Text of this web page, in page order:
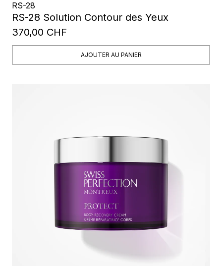
RS-28
RS-28 Solution Contour des Yeux
370,00 CHF
AJOUTER AU PANIER